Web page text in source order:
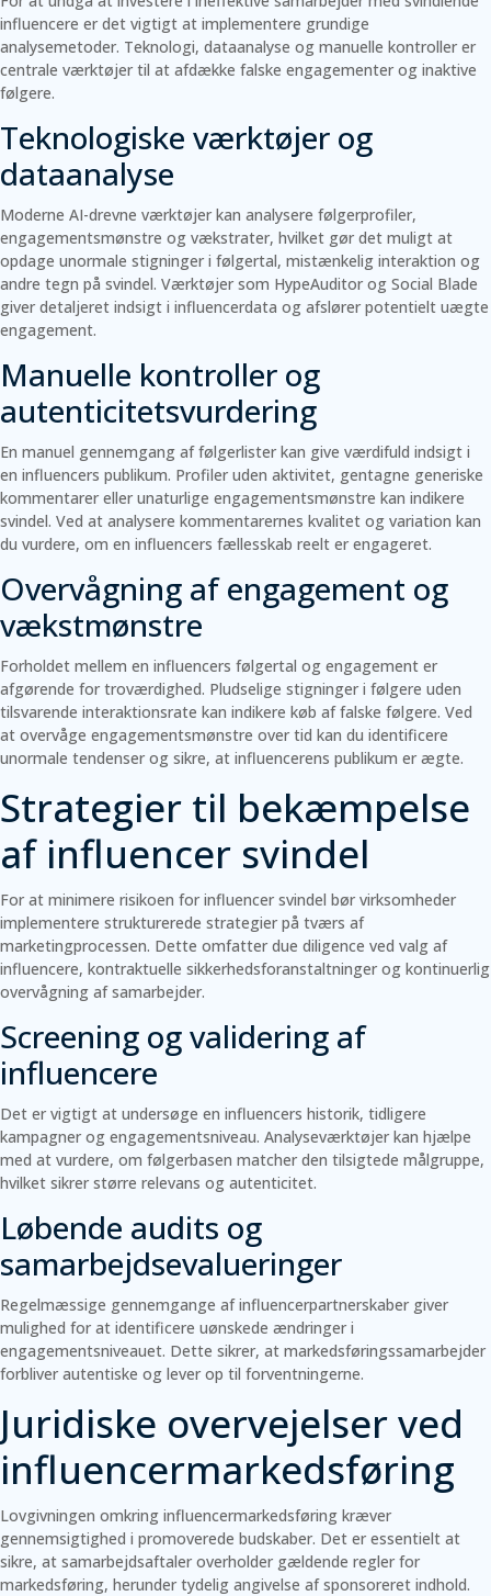
influencere er det vigtigt at implementere grundige
analysemetoder. Teknologi, dataanalyse og manuelle kontroller er
centrale værktøjer til at afdække falske engagementer og inaktive
følgere.
Teknologiske værktøjer og
dataanalyse
Moderne AI-drevne værktøjer kan analysere følgerprofiler,
engagementsmønstre og vækstrater, hvilket gør det muligt at
opdage unormale stigninger i følgertal, mistænkelig interaktion og
andre tegn på svindel. Værktøjer som HypeAuditor og Social Blade
giver detaljeret indsigt i influencerdata og afslører potentielt uægte
engagement.
Manuelle kontroller og
autenticitetsvurdering
En manuel gennemgang af følgerlister kan give værdifuld indsigt i
en influencers publikum. Profiler uden aktivitet, gentagne generiske
kommentarer eller unaturlige engagementsmønstre kan indikere
svindel. Ved at analysere kommentarernes kvalitet og variation kan
du vurdere, om en influencers fællesskab reelt er engageret.
Overvågning af engagement og
vækstmønstre
Forholdet mellem en influencers følgertal og engagement er
afgørende for troværdighed. Pludselige stigninger i følgere uden
tilsvarende interaktionsrate kan indikere køb af falske følgere. Ved
at overvåge engagementsmønstre over tid kan du identificere
unormale tendenser og sikre, at influencerens publikum er ægte.
Strategier til bekæmpelse
af influencer svindel
For at minimere risikoen for influencer svindel bør virksomheder
implementere strukturerede strategier på tværs af
marketingprocessen. Dette omfatter due diligence ved valg af
influencere, kontraktuelle sikkerhedsforanstaltninger og kontinuerlig
overvågning af samarbejder.
Screening og validering af
influencere
Det er vigtigt at undersøge en influencers historik, tidligere
kampagner og engagementsniveau. Analyseværktøjer kan hjælpe
med at vurdere, om følgerbasen matcher den tilsigtede målgruppe,
hvilket sikrer større relevans og autenticitet.
Løbende audits og
samarbejdsevalueringer
Regelmæssige gennemgange af influencerpartnerskaber giver
mulighed for at identificere uønskede ændringer i
engagementsniveauet. Dette sikrer, at markedsføringssamarbejder
forbliver autentiske og lever op til forventningerne.
Juridiske overvejelser ved
influencermarkedsføring
Lovgivningen omkring influencermarkedsføring kræver
gennemsigtighed i promoverede budskaber. Det er essentielt at
sikre, at samarbejdsaftaler overholder gældende regler for
markedsføring, herunder tydelig angivelse af sponsoreret indhold.